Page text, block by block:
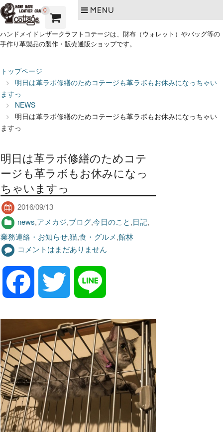
0 MENU
ハンドメイドレザークラフトコテージは、財布（ウォレット）やバッグ等の
手作り革製品の製作・販売通販ショップです。
トップページ
明日は革ラボ修繕のためコテージも革ラボもお休みになっちゃい
ますっ
NEWS
明日は革ラボ修繕のためコテージも革ラボもお休みになっちゃい
ますっ
明日は革ラボ修繕のためコテ
ージも革ラボもお休みになっ
ちゃいますっ
2016/09/13
news,アメカジ,ブログ,今日のこと,日記,
業務連絡・お知らせ,猫,食・グルメ,館林
コメントはまだありません
c
e
b
i
t
t
n
e